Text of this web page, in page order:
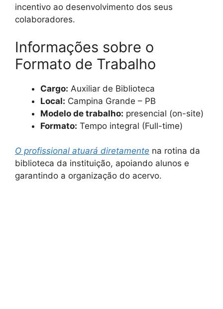
incentivo ao desenvolvimento dos seus
colaboradores.
Informações sobre o
Formato de Trabalho
Cargo: Auxiliar de Biblioteca
Local: Campina Grande – PB
Modelo de trabalho: presencial (on-site)
Formato: Tempo integral (Full-time)
O profissional atuará diretamente na rotina da
biblioteca da instituição, apoiando alunos e
garantindo a organização do acervo.